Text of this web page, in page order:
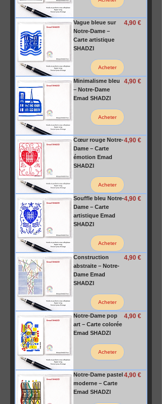
Vague bleue sur
Notre-Dame –
Carte artistique
SHADZI
Prix
4,90 €
Acheter
Minimalisme bleu
– Notre-Dame
Emad SHADZI
Prix
4,90 €
Acheter
Cœur rouge Notre-
Dame – Carte
émotion Emad
SHADZI
Prix
4,90 €
Acheter
Souffle bleu Notre-
Dame – Carte
artistique Emad
SHADZI
Prix
4,90 €
Acheter
Construction
abstraite – Notre-
Dame Emad
SHADZI
Prix
4,90 €
Acheter
Notre-Dame pop
art – Carte colorée
Emad SHADZI
Prix
4,90 €
Acheter
Notre-Dame pastel
moderne – Carte
Emad SHADZI
Prix
4,90 €